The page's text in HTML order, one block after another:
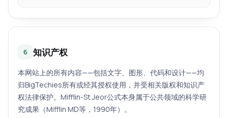
6 知识产权
本网站上的所有内容——包括文字、图形、代码和设计——均
归BigTechies所有或经其授权使用，并受相关版权和知识产
权法律保护。Mifflin-St Jeor公式本身属于公共领域的科学研
究成果（Mifflin MD等，1990年）。